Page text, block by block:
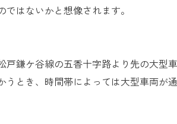
はないかと想像されます。
鎌ケ谷線の五香十字路より先の大型車
とき、時間帯によっては大型車両が